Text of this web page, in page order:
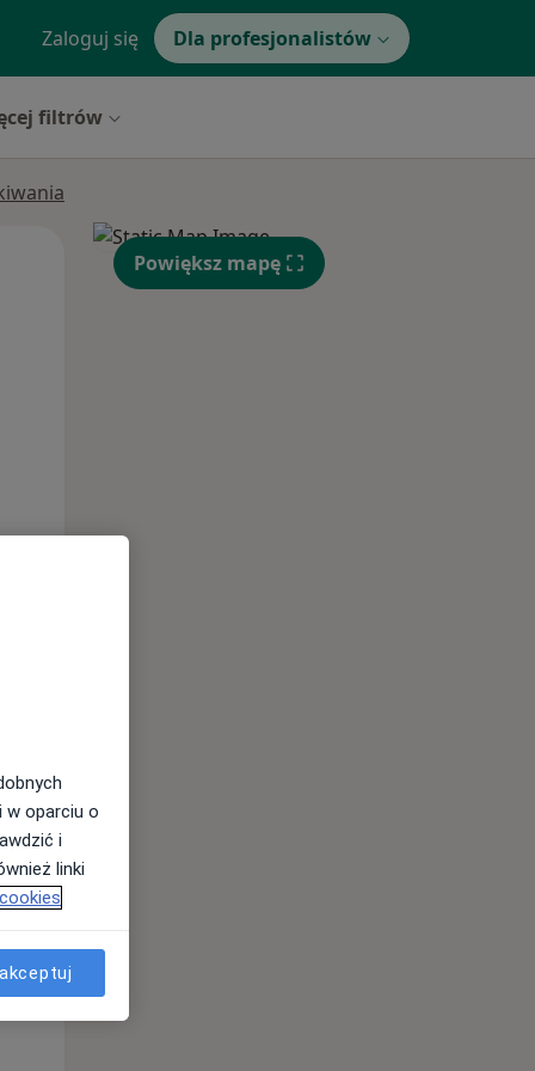
Zaloguj się Dla profesjonalistów
filtrów
Śr, Czw,
Wt,
Powiększ mapę
w oparciu o
i
linki